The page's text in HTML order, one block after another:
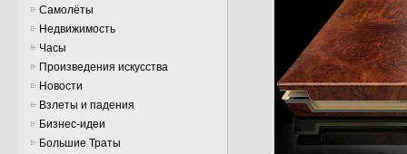
Самолёты
Недвижимость
Часы
Произведения искусства
Новости
Взлеты и падения
Бизнес-идеи
Большие Траты